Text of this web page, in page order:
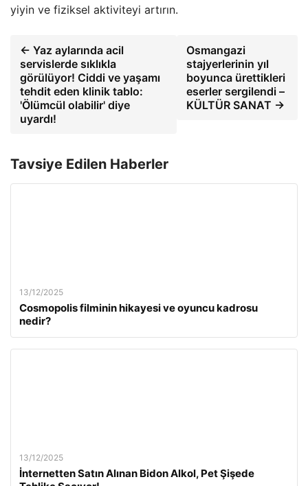
yiyin ve fiziksel aktiviteyi artırın.
← Yaz aylarında acil
servislerde sıklıkla
görülüyor! Ciddi ve yaşamı
tehdit eden klinik tablo:
'Ölümcül olabilir' diye
uyardı!
Osmangazi
stajyerlerinin yıl
boyunca ürettikleri
eserler sergilendi –
KÜLTÜR SANAT →
Tavsiye Edilen Haberler
13/12/2025
Cosmopolis filminin hikayesi ve oyuncu kadrosu
nedir?
13/12/2025
İnternetten Satın Alınan Bidon Alkol, Pet Şişede